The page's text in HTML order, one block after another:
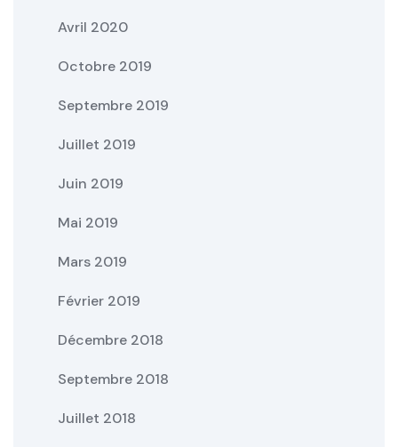
Avril 2020
Octobre 2019
Septembre 2019
Juillet 2019
Juin 2019
Mai 2019
Mars 2019
Février 2019
Décembre 2018
Septembre 2018
Juillet 2018